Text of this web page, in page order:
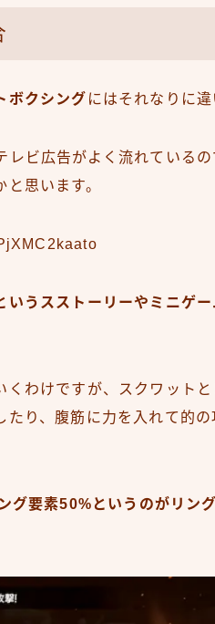
ボクシング にはそれなりに違
ビ広告がよく流れているの
思います。
いうスストーリーやミニゲ
わけですが、スクワット
り、腹筋に力を入れて的の
グ要素50%というのがリン